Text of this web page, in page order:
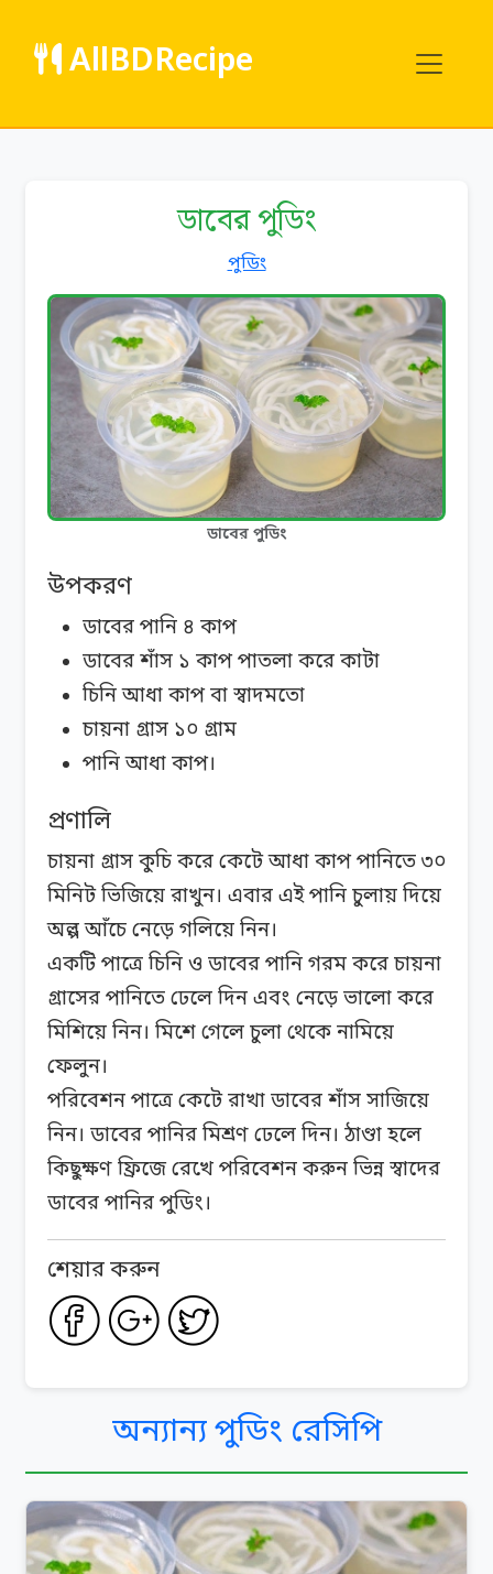
AllBDRecipe
ডাবের পুডিং
পুডিং
ডাবের পুডিং
উপকরণ
ডাবের পানি ৪ কাপ
ডাবের শাঁস ১ কাপ পাতলা করে কাটা
চিনি আধা কাপ বা স্বাদমতো
চায়না গ্রাস ১০ গ্রাম
পানি আধা কাপ।
প্রণালি
চায়না গ্রাস কুচি করে কেটে আধা কাপ পানিতে ৩০
মিনিট ভিজিয়ে রাখুন। এবার এই পানি চুলায় দিয়ে
অল্প আঁচে নেড়ে গলিয়ে নিন।
একটি পাত্রে চিনি ও ডাবের পানি গরম করে চায়না
গ্রাসের পানিতে ঢেলে দিন এবং নেড়ে ভালো করে
মিশিয়ে নিন। মিশে গেলে চুলা থেকে নামিয়ে
ফেলুন।
পরিবেশন পাত্রে কেটে রাখা ডাবের শাঁস সাজিয়ে
নিন। ডাবের পানির মিশ্রণ ঢেলে দিন। ঠাণ্ডা হলে
কিছুক্ষণ ফ্রিজে রেখে পরিবেশন করুন ভিন্ন স্বাদের
ডাবের পানির পুডিং।
শেয়ার করুন
অন্যান্য পুডিং রেসিপি